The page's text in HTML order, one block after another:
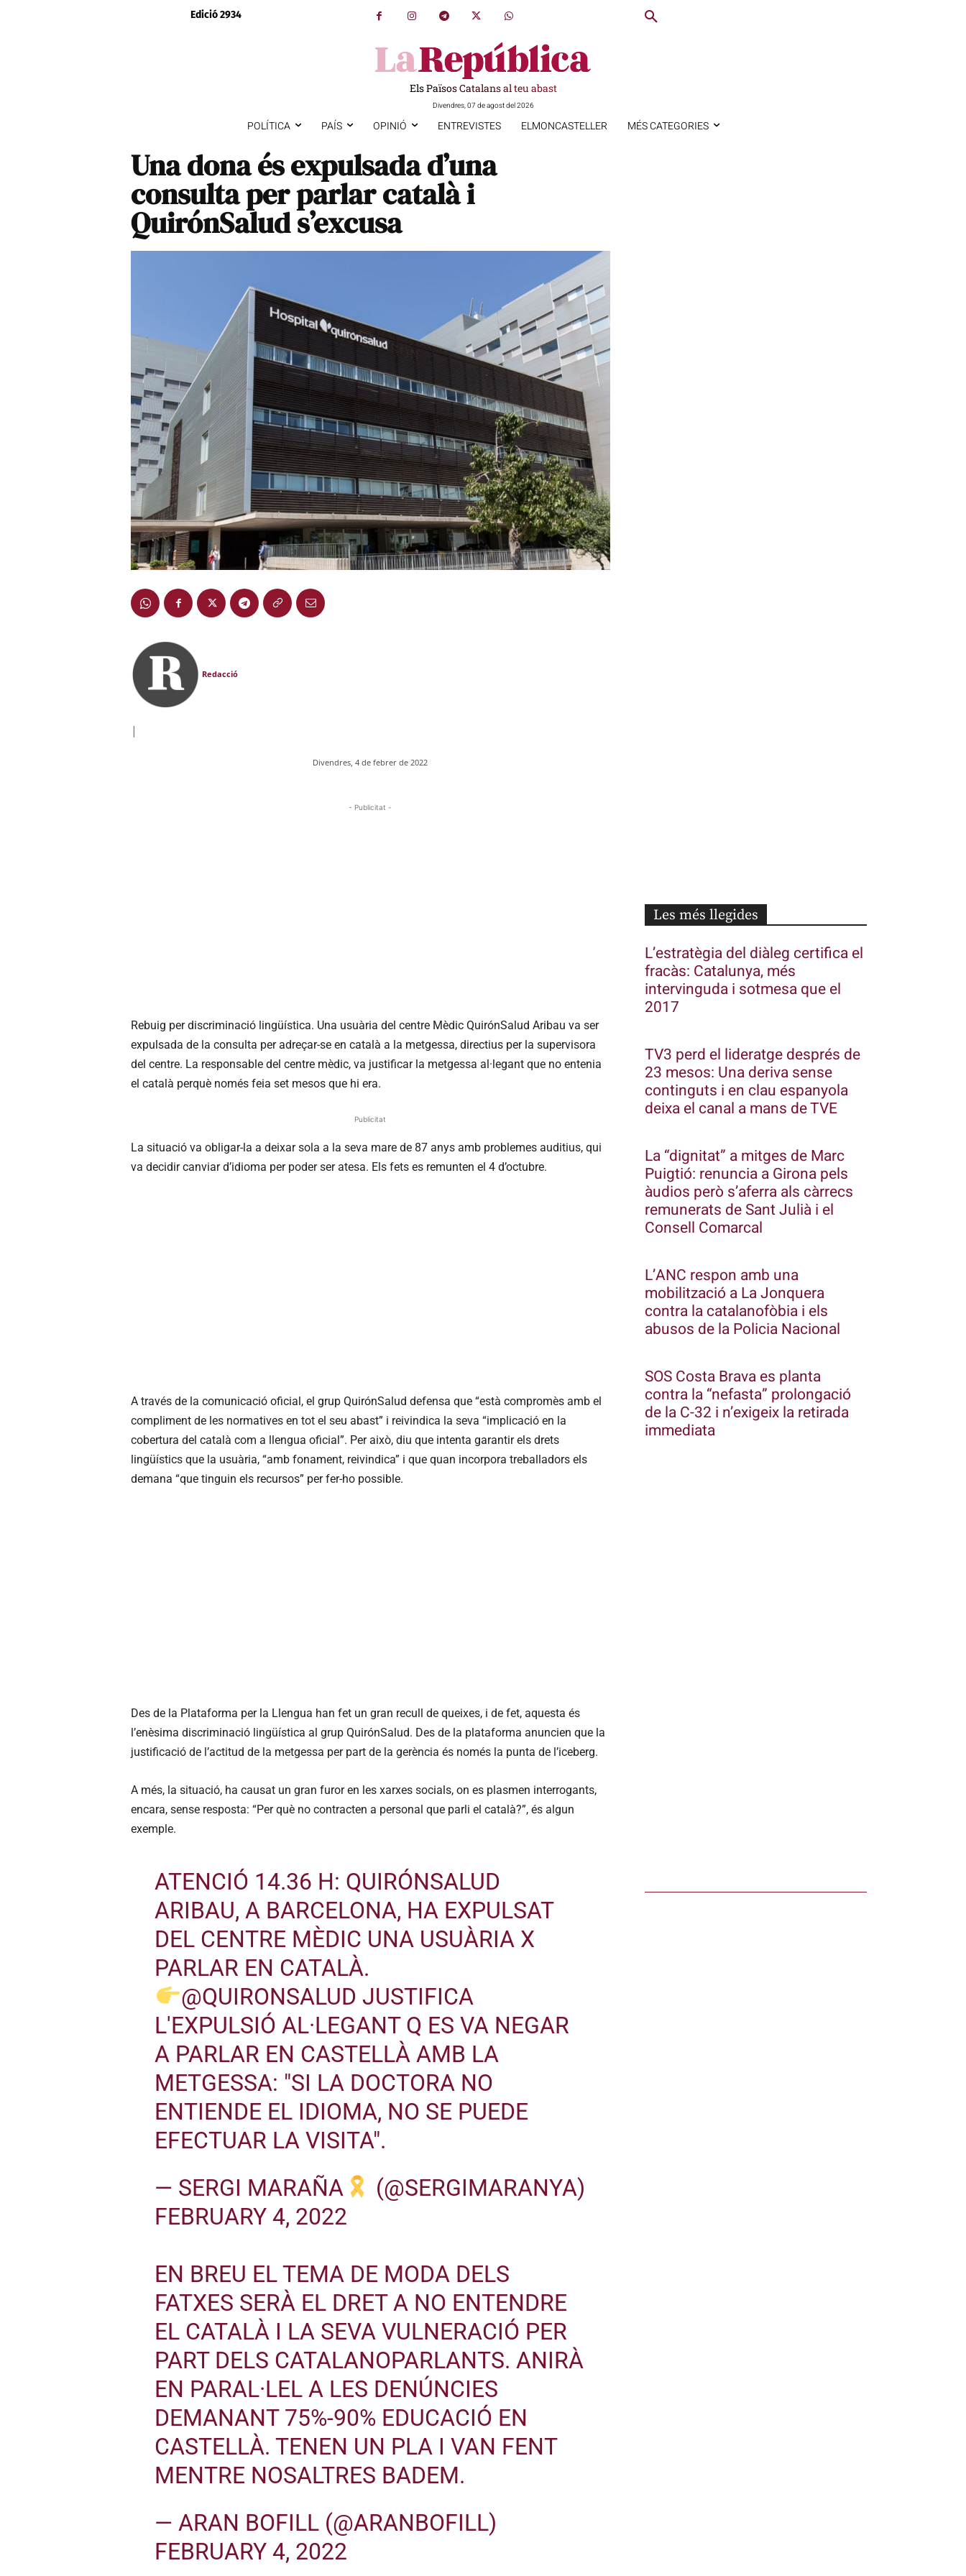
Edició 2934
Els Països Catalans al teu abast
Divendres, 07 de agost del 2026
POLÍTICA PAÍS OPINIÓ ENTREVISTES ELMONCASTELLER MÉS CATEGORIES
Una dona és expulsada d’una
consulta per parlar català i
QuirónSalud s’excusa
Redacció
|
Divendres, 4 de febrer de 2022
- Publicitat -
Rebuig per discriminació lingüística. Una usuària del centre Mèdic QuirónSalud Aribau va ser
expulsada de la consulta per adreçar-se en català a la metgessa, directius per la supervisora
del centre. La responsable del centre mèdic, va justificar la metgessa al·legant que no entenia
el català perquè només feia set mesos que hi era.
Publicitat
La situació va obligar-la a deixar sola a la seva mare de 87 anys amb problemes auditius, qui
va decidir canviar d’idioma per poder ser atesa. Els fets es remunten el 4 d’octubre.
A través de la comunicació oficial, el grup QuirónSalud defensa que “està compromès amb el
compliment de les normatives en tot el seu abast” i reivindica la seva “implicació en la
cobertura del català com a llengua oficial”. Per això, diu que intenta garantir els drets
lingüístics que la usuària, “amb fonament, reivindica” i que quan incorpora treballadors els
demana “que tinguin els recursos” per fer-ho possible.
Des de la Plataforma per la Llengua han fet un gran recull de queixes, i de fet, aquesta és
l’enèsima discriminació lingüística al grup QuirónSalud. Des de la plataforma anuncien que la
justificació de l’actitud de la metgessa per part de la gerència és només la punta de l’iceberg.
A més, la situació, ha causat un gran furor en les xarxes socials, on es plasmen interrogants,
encara, sense resposta: “Per què no contracten a personal que parli el català?”, és algun
exemple.
ATENCIÓ 14.36 H: QUIRÓNSALUD
ARIBAU, A BARCELONA, HA EXPULSAT
DEL CENTRE MÈDIC UNA USUÀRIA X
PARLAR EN CATALÀ.
@QUIRONSALUD JUSTIFICA
L'EXPULSIÓ AL·LEGANT Q ES VA NEGAR
A PARLAR EN CASTELLÀ AMB LA
METGESSA: "SI LA DOCTORA NO
ENTIENDE EL IDIOMA, NO SE PUEDE
EFECTUAR LA VISITA".
— SERGI MARAÑA
(@SERGIMARANYA)
FEBRUARY 4, 2022
EN BREU EL TEMA DE MODA DELS
FATXES SERÀ EL DRET A NO ENTENDRE
EL CATALÀ I LA SEVA VULNERACIÓ PER
PART DELS CATALANOPARLANTS. ANIRÀ
EN PARAL·LEL A LES DENÚNCIES
DEMANANT 75%-90% EDUCACIÓ EN
CASTELLÀ. TENEN UN PLA I VAN FENT
MENTRE NOSALTRES BADEM.
— ARAN BOFILL (@ARANBOFILL)
FEBRUARY 4, 2022
Les més llegides
L’estratègia del diàleg certifica el
fracàs: Catalunya, més
intervinguda i sotmesa que el
2017
TV3 perd el lideratge després de
23 mesos: Una deriva sense
continguts i en clau espanyola
deixa el canal a mans de TVE
La “dignitat” a mitges de Marc
Puigtió: renuncia a Girona pels
àudios però s’aferra als càrrecs
remunerats de Sant Julià i el
Consell Comarcal
L’ANC respon amb una
mobilització a La Jonquera
contra la catalanofòbia i els
abusos de la Policia Nacional
SOS Costa Brava es planta
contra la “nefasta” prolongació
de la C-32 i n’exigeix la retirada
immediata